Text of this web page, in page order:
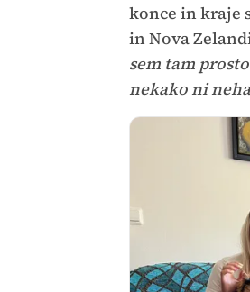
konce in kraje
in Nova
sem tam
nekako ni